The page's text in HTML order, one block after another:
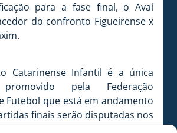
para a fase final, o Avaí
do confronto Figueirense x
Catarinense Infantil é a única
promovido pela Federação
Futebol que está em andamento
finais serão disputadas nos